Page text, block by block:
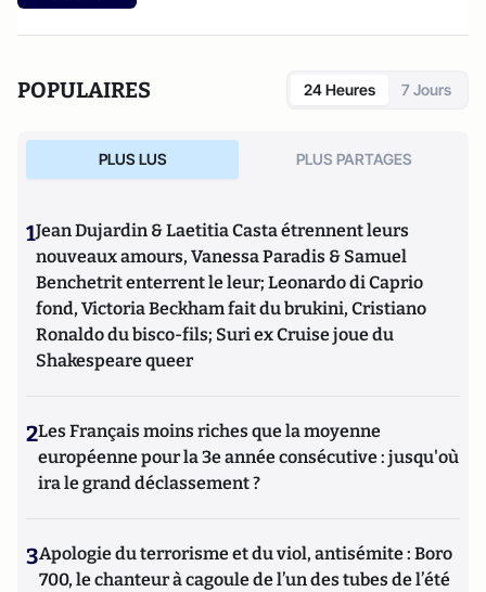
POPULAIRES 24 Heures 7 Jours
PLUS LUS PLUS PARTAGES
1Jean Dujardin & Laetitia Casta étrennent leurs
nouveaux amours, Vanessa Paradis & Samuel
Benchetrit enterrent le leur; Leonardo di Caprio
fond, Victoria Beckham fait du brukini, Cristiano
Ronaldo du bisco-fils; Suri ex Cruise joue du
Shakespeare queer
2Les Français moins riches que la moyenne
européenne pour la 3e année consécutive : jusqu'où
ira le grand déclassement ?
3Apologie du terrorisme et du viol, antisémite : Boro
700, le chanteur à cagoule de l’un des tubes de l’été